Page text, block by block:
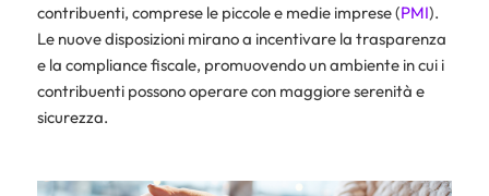
contribuenti, comprese le piccole e medie imprese (PMI).
Le nuove disposizioni mirano a incentivare la trasparenza
e la compliance fiscale, promuovendo un ambiente in cui i
contribuenti possono operare con maggiore serenità e
sicurezza.